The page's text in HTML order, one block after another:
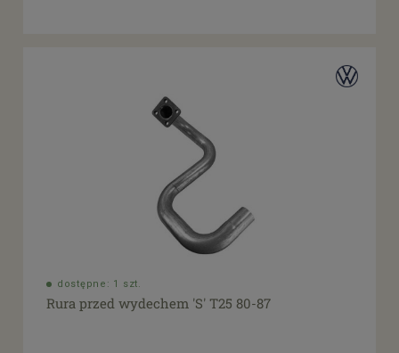
dostępne: 1 szt.
Rura przed wydechem 'S' T25 80-87